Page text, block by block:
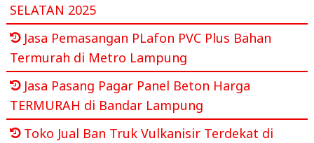
SELATAN 2025
Jasa Pemasangan PLafon PVC Plus Bahan
Termurah di Metro Lampung
Jasa Pasang Pagar Panel Beton Harga
TERMURAH di Bandar Lampung
Toko Jual Ban Truk Vulkanisir Terdekat di